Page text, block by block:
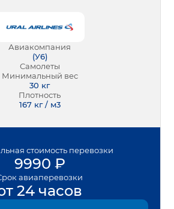
Авиакомпания
(У6)
Самолеты
Минимальный вес
30 кг
Плотность
167 кг / м3
стоимость перевозки
9990 ₽
авиаперевозки
24 часов